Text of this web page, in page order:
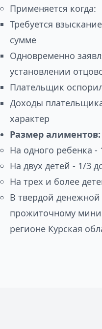
Применяется когда:
Требуется
сумме
Одновременно
установлении
Плательщик
Доходы
характер
Размер алиментов:
На одного ребенка -
На двух детей - 1/3
На трех и более
В твердой
прожиточному
регионе Курская